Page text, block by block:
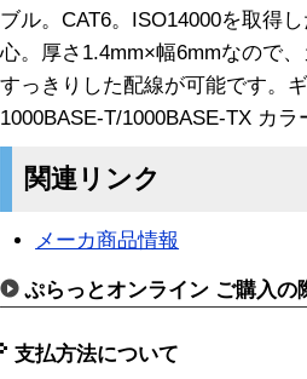
ブル。CAT6。ISO14000を取得
心。厚さ1.4mm×幅6mmなので
すっきりした配線が可能です。
1000BASE-T/1000BASE-TX カ
関連リンク
メーカ商品情報
ぷらっとオンライン ご購入の
支払方法について